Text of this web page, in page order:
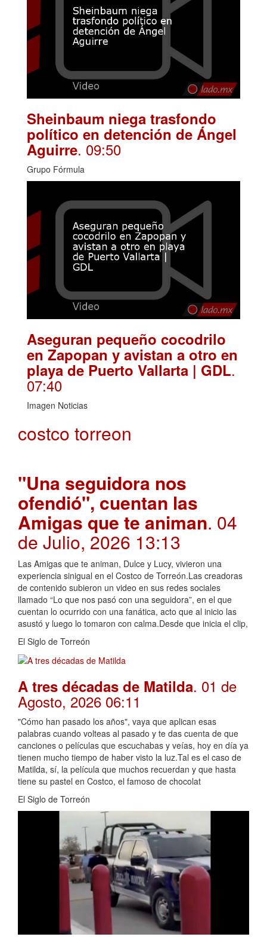
Sheinbaum niega trasfondo
político en detención de Ángel
Aguirre. 09:50
Grupo Fórmula
Aseguran pequeño cocodrilo
en Zapopan y avistan a otro en
playa de Puerto Vallarta | GDL.
07:40
Imagen Noticias
costco torreon
"Una seguidora nos
ofendió", cuentan las
Amigas que te animan. 04
de Julio, 2026 13:13
Las Amigas que te animan, Dulce y Lucy, vivieron una
experiencia sinigual en el Costco de Torreón.Las creadoras
de contenido subieron un video en sus redes sociales
llamado “Lo que nos pasó con una seguidora”, en el que
cuentan lo ocurrido con una fanática, acto que al inicio las
asustó y luego lo tomaron con calma.Desde que inicia el clip,
El Siglo de Torreón
A tres décadas de Matilda. 01 de
Agosto, 2026 06:11
"Cómo han pasado los años", vaya que aplican esas
palabras cuando volteas al pasado y te das cuenta de que
canciones o películas que escuchabas y veías, hoy en día ya
tienen mucho tiempo de haber visto la luz.Tal es el caso de
Matilda, sí, la película que muchos recuerdan y que hasta
tiene su pastel en Costco, el famoso de chocolat
El Siglo de Torreón